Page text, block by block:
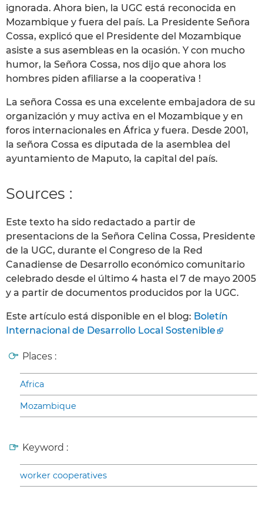
ignorada. Ahora bien, la UGC está reconocida en
Mozambique y fuera del país. La Presidente Señora
Cossa, explicó que el Presidente del Mozambique
asiste a sus asembleas en la ocasión. Y con mucho
humor, la Señora Cossa, nos dijo que ahora los
hombres piden afiliarse a la cooperativa !
La señora Cossa es una excelente embajadora de su
organización y muy activa en el Mozambique y en
foros internacionales en África y fuera. Desde 2001,
la señora Cossa es diputada de la asemblea del
ayuntamiento de Maputo, la capital del país.
Sources :
Este texto ha sido redactado a partir de
presentacions de la Señora Celina Cossa, Presidente
de la UGC, durante el Congreso de la Red
Canadiense de Desarrollo económico comunitario
celebrado desde el último 4 hasta el 7 de mayo 2005
y a partir de documentos producidos por la UGC.
Este artículo está disponible en el blog: Boletín
Internacional de Desarrollo Local Sostenible
Places :
Africa
Mozambique
Keyword :
worker cooperatives